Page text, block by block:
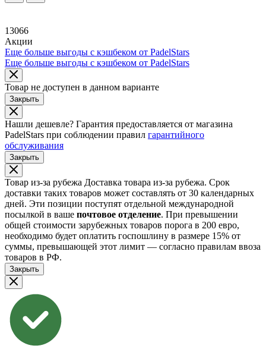
13066
Акции
Еще больше выгоды с кэшбеком от PadelStars
Еще больше выгоды с кэшбеком от PadelStars
Товар не доступен в данном варианте
Закрыть
Нашли дешевле? Гарантия предоставляется от магазина
PadelStars при соблюдении правил гарантийного
обслуживания
Закрыть
Товар из-за рубежа Доставка товара из-за рубежа. Срок
доставки таких товаров может составлять от 30 календарных
дней. Эти позиции поступят отдельной международной
посылкой в ваше почтовое отделение. При превышении
общей стоимости зарубежных товаров порога в 200 евро,
необходимо будет оплатить госпошлину в размере 15% от
суммы, превышающей этот лимит — согласно правилам ввоза
товаров в РФ.
Закрыть